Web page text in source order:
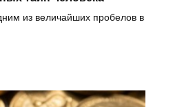
из величайших пробелов в